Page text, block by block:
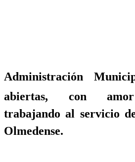
Administración
abiertas, con amor
trabajando al servicio
Olmedense.